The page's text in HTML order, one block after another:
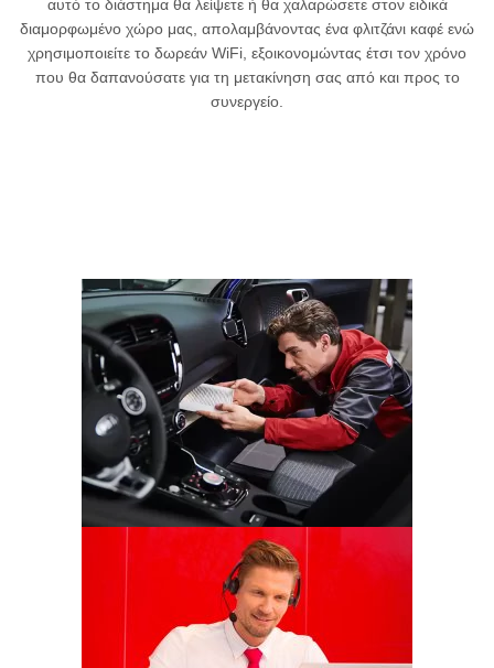
αυτό το διάστημα θα λείψετε ή θα χαλαρώσετε στον ειδικά
διαμορφωμένο χώρο μας, απολαμβάνοντας ένα φλιτζάνι καφέ ενώ
χρησιμοποιείτε το δωρεάν WiFi, εξοικονομώντας έτσι τον χρόνο
που θα δαπανούσατε για τη μετακίνηση σας από και προς το
συνεργείο.